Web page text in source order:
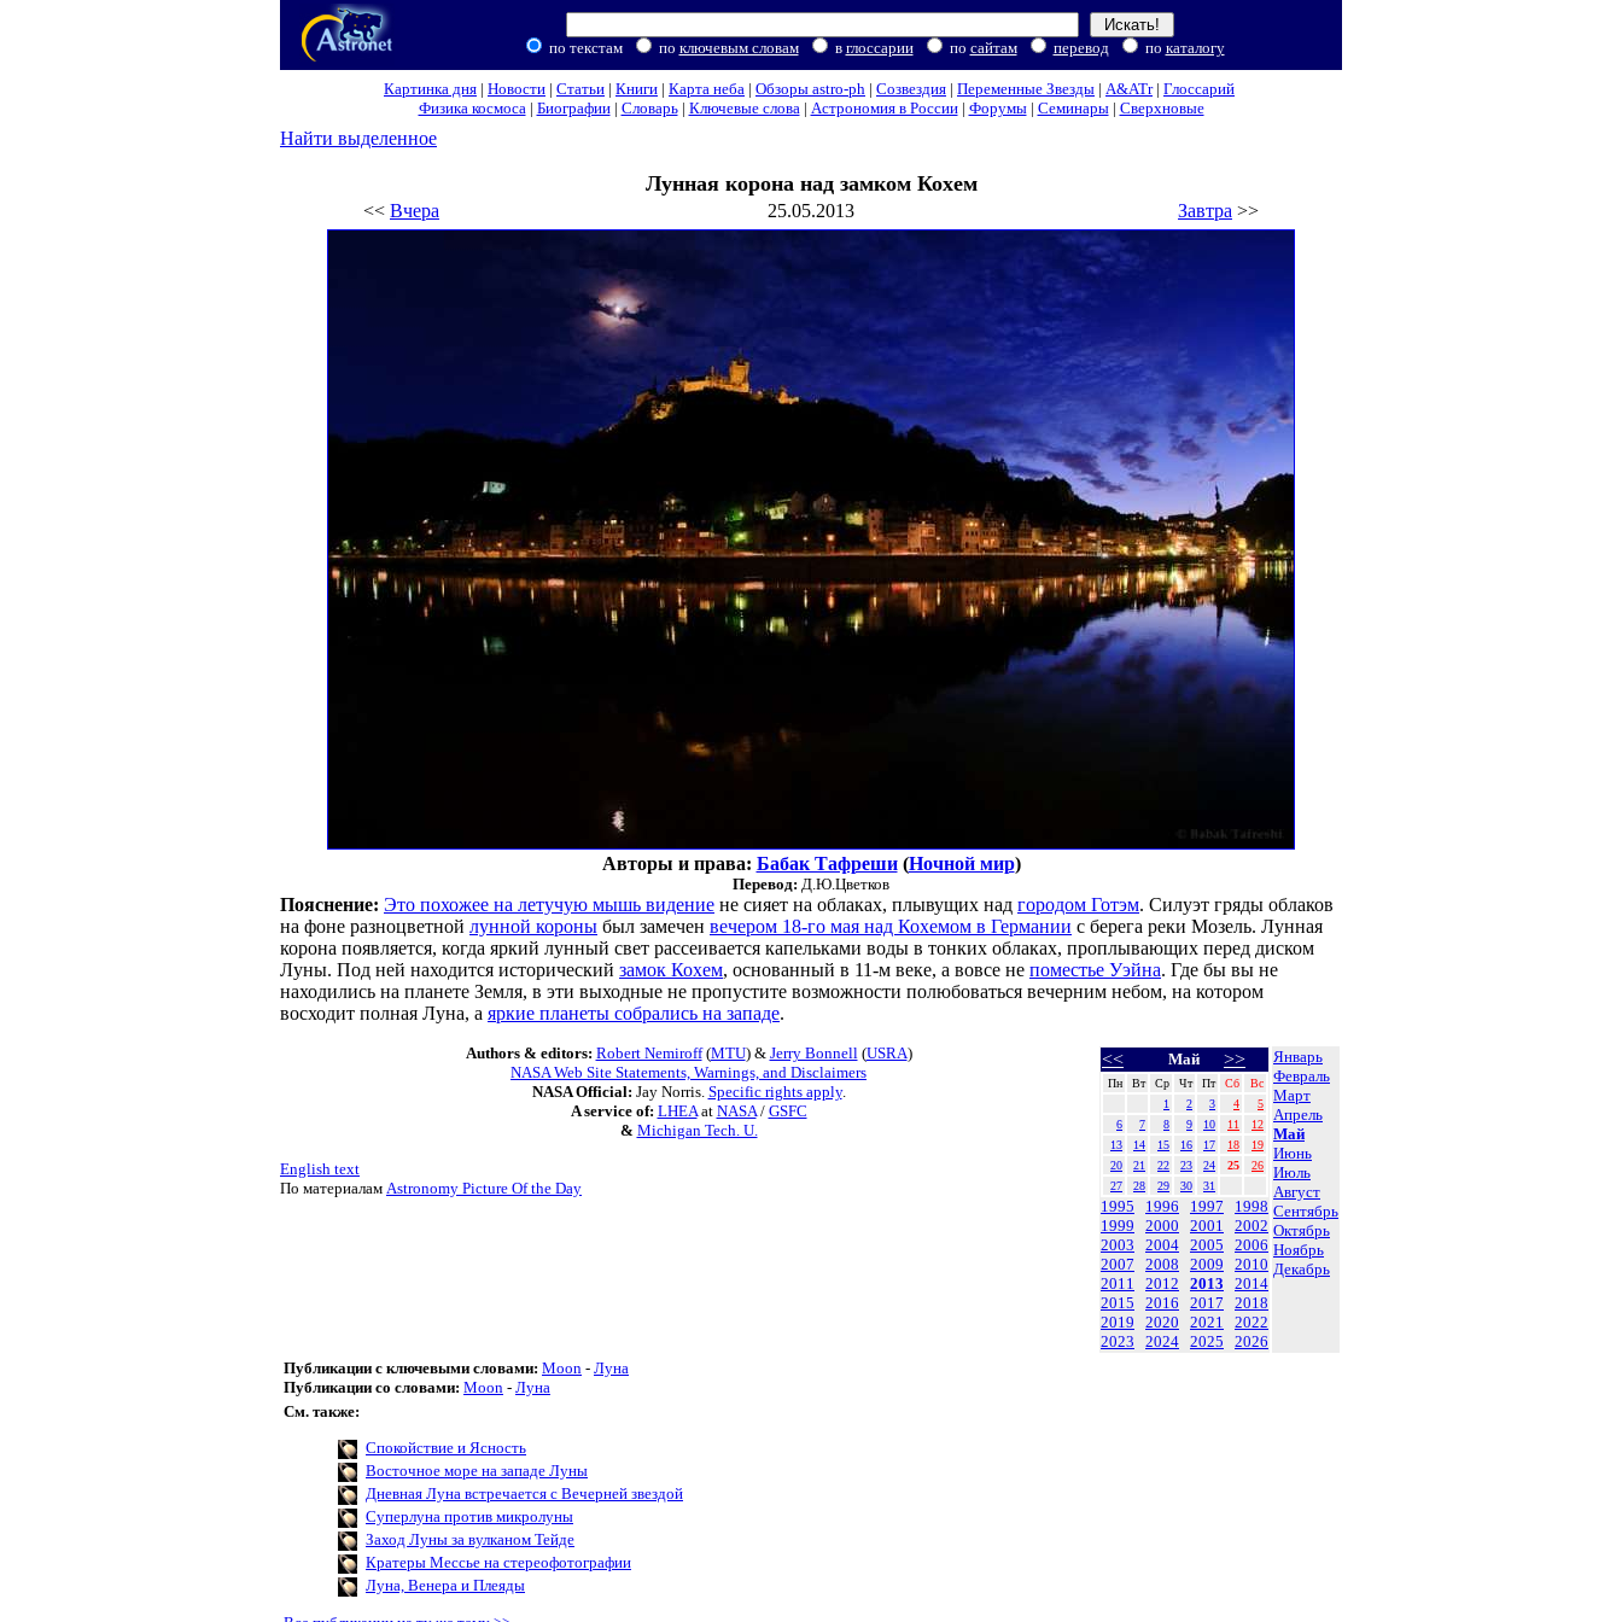
по текстам по ключевым словам в глоссарии по сайтам перевод по каталогу
Картинка дня | Новости | Статьи | Книги | Карта неба | Обзоры astro-ph | Созвездия | Переменные Звезды | A&ATr| Глоссарий
Физика космоса| Биографии| Словарь| Ключевые слова| Астрономия в России| Форумы| Семинары| Сверхновые
Найти выделенное
Лунная корона над замком Кохем
<< Вчера 25.05.2013 Завтра >>
Авторы и права: Бабак Тафреши(Ночной мир)
Перевод: Д.Ю.Цветков
Пояснение: Это похожее на летучую мышь видение не сияет на облаках, плывущих над городом Готэм. Силуэт гряды облаков
на фоне разноцветной лунной короны был замечен вечером 18-го мая над Кохемом в Германии с берега реки Мозель. Лунная
корона появляется, когда яркий лунный свет рассеивается капельками воды в тонких облаках, проплывающих перед диском
Луны. Под ней находится исторический замок Кохем, основанный в 11-м веке, а вовсе не поместье Уэйна. Где бы вы не
находились на планете Земля, в эти выходные не пропустите возможности полюбоваться вечерним небом, на котором
восходит полная Луна, а яркие планеты собрались на западе.
<< Май >>
Пн Вт Ср Чт Пт Сб
Вс
1
2 3 4
5
6
7 8 9 10 11
12
13
14 15 16 17 18
19
20
21 22 23 24 25
26
27
28 29 30 31
1995 1996 1997
1998
1999
2000 2001
2002
2003
2004 2005
2006
2007
2008 2009
2010
2011
2012 2013
2014
2015
2016 2017
2018
2019
2020 2021
2022
2023
2024 2025 2026
Январь
Февраль
Март
Апрель
Май
Июнь
Июль
Август
Сентябрь
Октябрь
Ноябрь
Декабрь
Authors & editors: Robert Nemiroff(MTU) & Jerry Bonnell(USRA)
NASA Web Site Statements, Warnings, and Disclaimers
NASA Official: Jay Norris. Specific rights apply.
A service of: LHEAat NASA/ GSFC
& Michigan Tech. U.
English text
По материалам Astronomy Picture Of the Day
Публикации с ключевыми словами: Moon - Луна
Публикации со словами: Moon - Луна
См. также:
Спокойствие и Ясность
Восточное море на западе Луны
Дневная Луна встречается с Вечерней звездой
Суперлуна против микролуны
Заход Луны за вулканом Тейде
Кратеры Мессье на стереофотографии
Луна, Венера и Плеяды